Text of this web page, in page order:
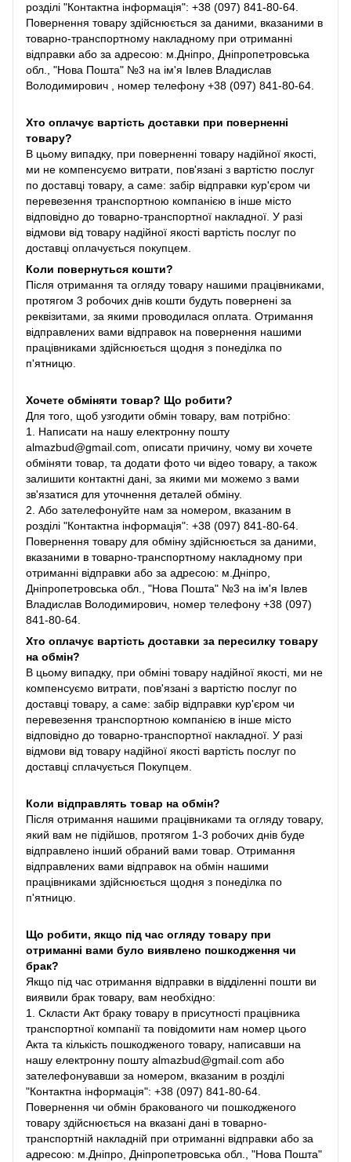
розділі "Контактна інформація": +38 (097) 841-80-64.
Повернення товару здійснюється за даними, вказаними в
товарно-транспортному накладному при отриманні
відправки або за адресою: м.Дніпро, Дніпропетровська
обл., "Нова Пошта" №3 на ім'я Івлев Владислав
Володимирович , номер телефону +38 (097) 841-80-64.
Хто оплачує вартість доставки при поверненні
товару?
В цьому випадку, при поверненні товару надійної якості,
ми не компенсуємо витрати, пов'язані з вартістю послуг
по доставці товару, а саме: забір відправки кур'єром чи
перевезення транспортною компанією в інше місто
відповідно до товарно-транспортної накладної. У разі
відмови від товару надійної якості вартість послуг по
доставці оплачується покупцем.
Коли повернуться кошти?
Після отримання та огляду товару нашими працівниками,
протягом 3 робочих днів кошти будуть повернені за
реквізитами, за якими проводилася оплата. Отримання
відправлених вами відправок на повернення нашими
працівниками здійснюється щодня з понеділка по
п'ятницю.
Хочете обміняти товар? Що робити?
Для того, щоб узгодити обмін товару, вам потрібно:
1. Написати на нашу електронну пошту
almazbud@gmail.com, описати причину, чому ви хочете
обміняти товар, та додати фото чи відео товару, а також
залишити контактні дані, за якими ми можемо з вами
зв'язатися для уточнення деталей обміну.
2. Або зателефонуйте нам за номером, вказаним в
розділі "Контактна інформація": +38 (097) 841-80-64.
Повернення товару для обміну здійснюється за даними,
вказаними в товарно-транспортному накладному при
отриманні відправки або за адресою: м.Дніпро,
Дніпропетровська обл., "Нова Пошта" №3 на ім'я Івлев
Владислав Володимирович, номер телефону +38 (097)
841-80-64.
Хто оплачує вартість доставки за пересилку товару
на обмін?
В цьому випадку, при обміні товару надійної якості, ми не
компенсуємо витрати, пов'язані з вартістю послуг по
доставці товару, а саме: забір відправки кур'єром чи
перевезення транспортною компанією в інше місто
відповідно до товарно-транспортної накладної. У разі
відмови від товару надійної якості вартість послуг по
доставці сплачується Покупцем.
Коли відправлять товар на обмін?
Після отримання нашими працівниками та огляду товару,
який вам не підійшов, протягом 1-3 робочих днів буде
відправлено інший обраний вами товар. Отримання
відправлених вами відправок на обмін нашими
працівниками здійснюється щодня з понеділка по
п'ятницю.
Що робити, якщо під час огляду товару при
отриманні вами було виявлено пошкодження чи
брак?
Якщо під час отримання відправки в відділенні пошти ви
виявили брак товару, вам необхідно:
1. Скласти Акт браку товару в присутності працівника
транспортної компанії та повідомити нам номер цього
Акта та кількість пошкодженого товару, написавши на
нашу електронну пошту almazbud@gmail.com або
зателефонувавши за номером, вказаним в розділі
"Контактна інформація": +38 (097) 841-80-64.
Повернення чи обмін бракованого чи пошкодженого
товару здійснюється на вказані дані в товарно-
транспортній накладній при отриманні відправки або за
адресою: м.Дніпро, Дніпропетровська обл., "Нова Пошта"